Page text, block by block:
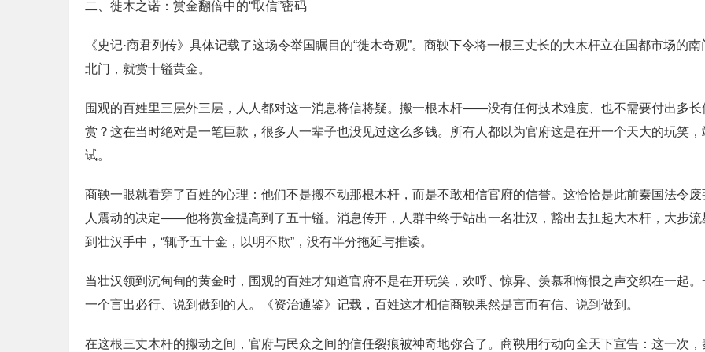
二、徙木之诺：赏金翻倍中的“取信”密码
《史记·商君列传》具体记载了这场令举国瞩目的“徙木奇观”。商鞅下令将一根三丈长的大木杆立在国都市场的
北门，就赏十镒黄金。
围观的百姓里三层外三层，人人都对这一消息将信将疑。搬一根木杆——没有任何技术难度、也不需要付出多
赏？这在当时绝对是一笔巨款，很多人一辈子也没见过这么多钱。所有人都以为官府这是在开一个天大的玩笑
试。
商鞅一眼就看穿了百姓的心理：他们不是搬不动那根木杆，而是不敢相信官府的信誉。这恰恰是此前秦国法令
人震动的决定——他将赏金提高到了五十镒。消息传开，人群中终于站出一名壮汉，豁出去扛起大木杆，大步
到壮汉手中，“辄予五十金，以明不欺”，没有半分拖延与推诿。
当壮汉领到沉甸甸的黄金时，围观的百姓才知道官府不是在开玩笑，欢呼、惊异、羡慕和悔恨之声交织在一
一个言出必行、说到做到的人。《资治通鉴》记载，百姓这才相信商鞅果然是言而有信、说到做到。
在这根三丈木杆的搬动之间，官府与民众之间的信任裂痕被神奇地弥合了。商鞅用行动向全天下宣告：这一次